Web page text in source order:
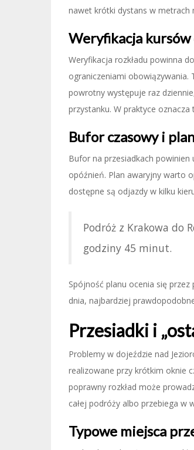
nawet krótki dystans w metrach
Weryfikacja
Weryfikacja rozkładu powinna
ograniczeniami obowiązywania.
powrotny występuje raz
przystanku. W praktyce
Bufor czasowy i
Bufor na przesiadkach
opóźnień. Plan awaryjny warto
dostępne są odjazdy w kilku
Podróż z Krakowa do
godziny 45 minut.
Spójność planu ocenia się
dnia, najbardziej
Przesiadki i
Problemy w dojeździe nad
realizowane przy krótkim oknie
poprawny rozkład może
całej podróży albo przebiega w
Typowe miejsca